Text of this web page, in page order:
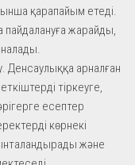
қарапайым етеді.
пайдалануға жарайды,
Денсаулыққа арналған
тіркеуге,
есептер
көрнекі
және